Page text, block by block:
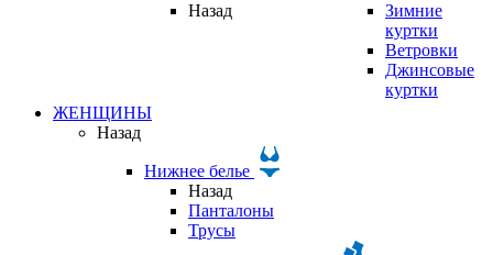
Назад
Зимние
куртки
Ветровки
Джинсовые
куртки
ЖЕНЩИНЫ
Назад
Нижнее белье
Назад
Панталоны
Трусы